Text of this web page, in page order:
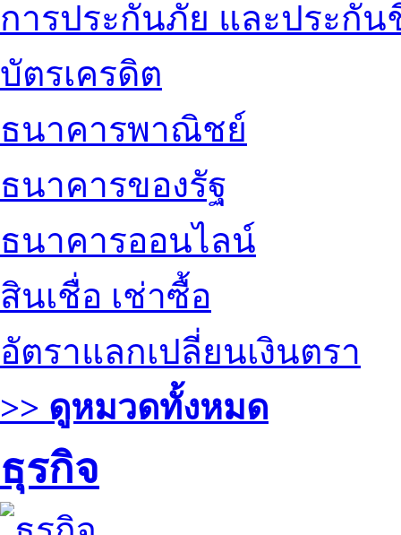
การประกันภัย และประกัน
บัตรเครดิต
ธนาคารพาณิชย์
ธนาคารของรัฐ
ธนาคารออนไลน์
สินเชื่อ เช่าซื้อ
อัตราแลกเปลี่ยนเงินตรา
>> ดูหมวดทั้งหมด
ธุรกิจ